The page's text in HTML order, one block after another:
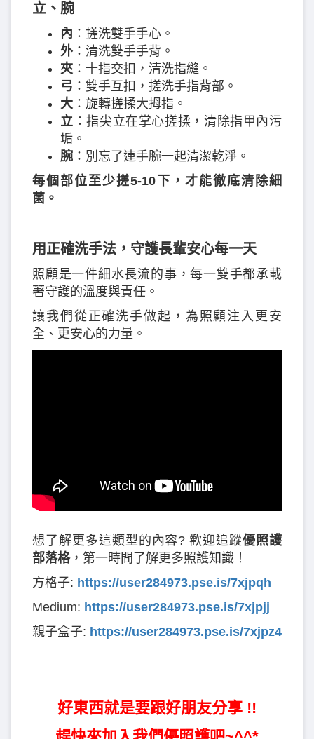
立、腕
內 ：搓洗雙手手心。
外 ：清洗雙手手背。
夾 ：十指交扣，清洗指縫。
弓 ：雙手互扣，搓洗手指背部。
大 ：旋轉搓揉大拇指。
立 ：指尖立在掌心搓揉，清除指甲內污
垢。
腕 ：別忘了連手腕一起清潔乾淨。
每個部位至少搓5-10下，才能徹底清除細
菌。
用正確洗手法，守護長輩安心每一天
照顧是一件細水長流的事，每一雙手都承載
著守護的溫度與責任。
讓我們從正確洗手做起，為照顧注入更安
全、更安心的力量。
想了解更多這類型的內容? 歡迎追蹤優照護
部落格，第一時間了解更多照護知識！
方格子: https://user284973.pse.is/7xjpqh
Medium: https://user284973.pse.is/7xjpjj
親子盒子: https://user284973.pse.is/7xjpz4
好東西就是要跟好朋友分享 !!